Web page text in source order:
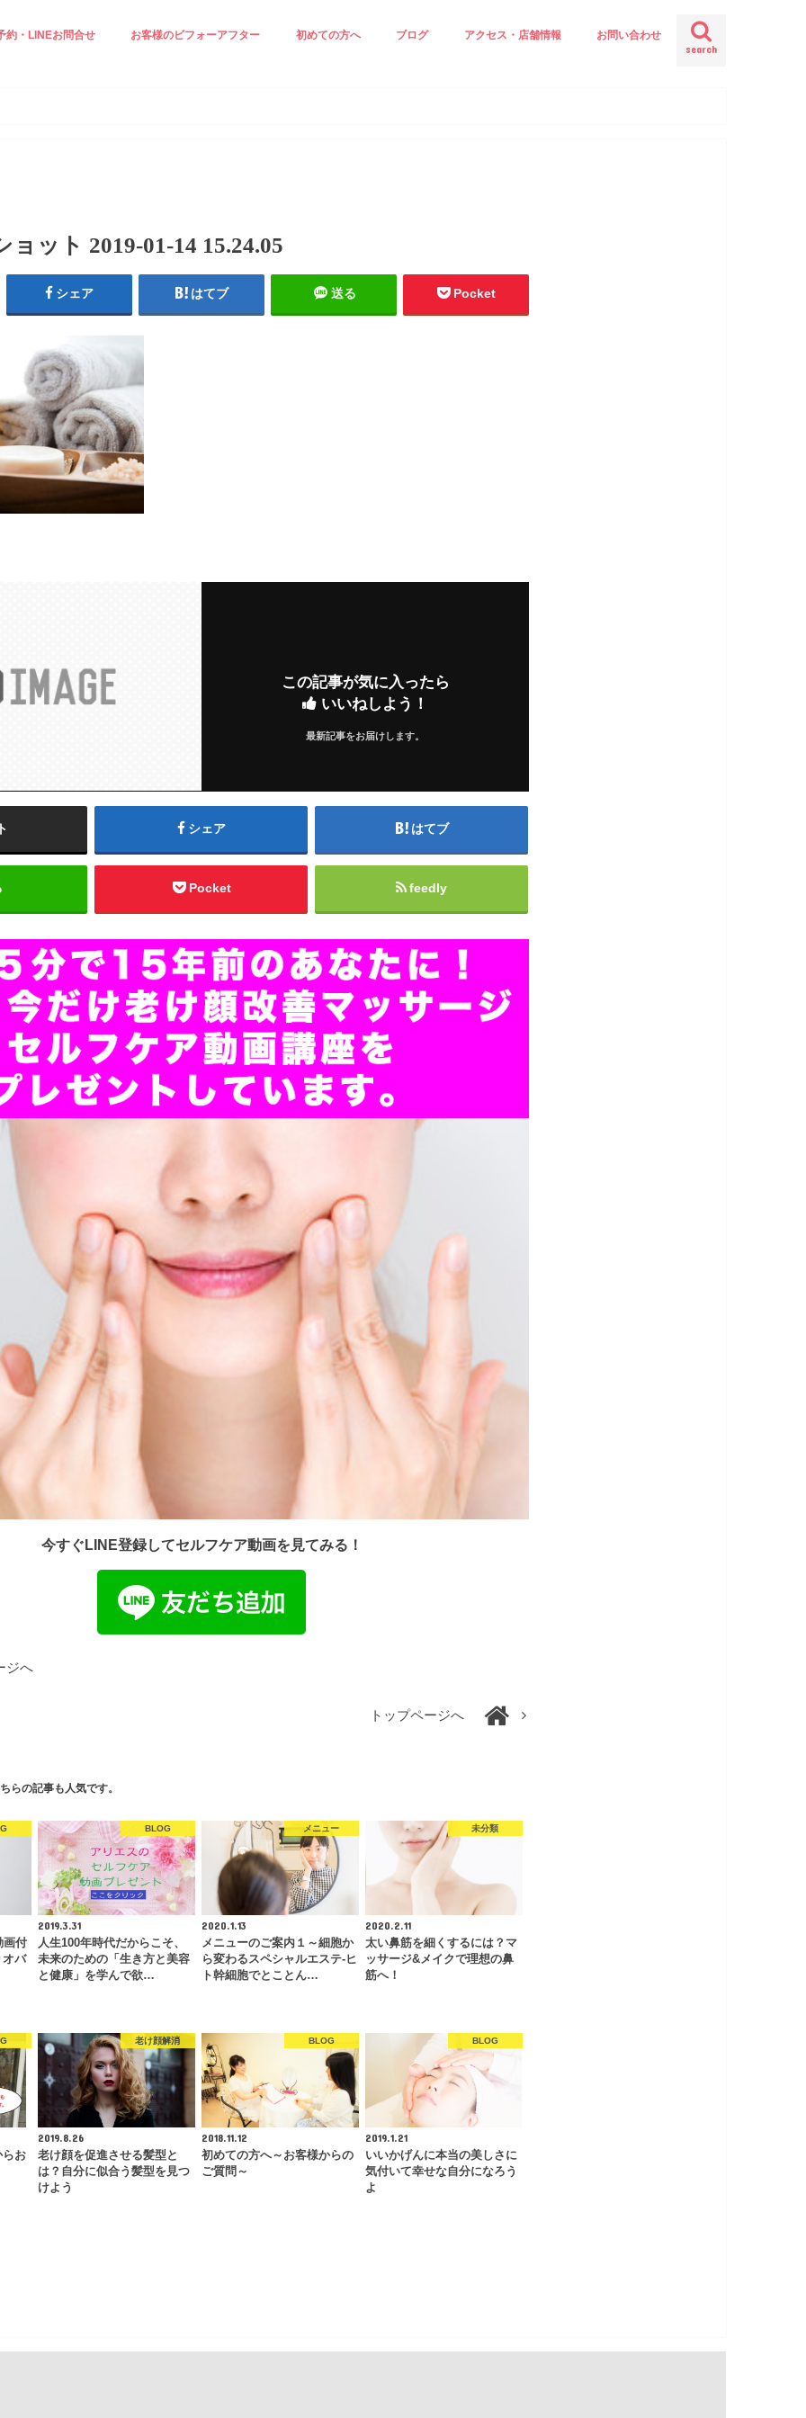
search
約・LINEお問合せ お客様のビフォーアフター 初めての方へ ブログ アクセス・店舗情報 お問い合わせ
ット 2019-01-14 15.24.05
シェア はてブ 送る Pocket
この記事が気に入ったら
いいねしよう！
最新記事をお届けします。
シェア はてブ
Pocket feedly
今すぐLINE登録してセルフケア動画を見てみる！
ジへ
トップページへ
らの記事も人気です。
画付
オバ
BLOG
2019.3.31
人生100年時代だからこそ、
未来のための「生き方と美容
と健康」を学んで欲…
メニュー
2020.1.13
メニューのご案内１～細胞か
ら変わるスペシャルエステ‐ヒ
ト幹細胞でとことん…
未分類
2020.2.11
太い鼻筋を細くするには？マ
ッサージ&メイクで理想の鼻
筋へ！
らお
老け顔解消
2019.8.26
老け顔を促進させる髪型と
は？自分に似合う髪型を見つ
けよう
BLOG
2018.11.12
初めての方へ～お客様からの
ご質問～
BLOG
2019.1.21
いいかげんに本当の美しさに
気付いて幸せな自分になろう
よ